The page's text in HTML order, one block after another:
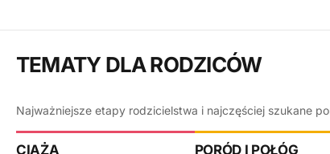
TEMATY DLA RODZICÓW
Najważniejsze etapy rodzicielstwa i najczęściej szukane
CIĄŻA PORÓD I POŁÓG